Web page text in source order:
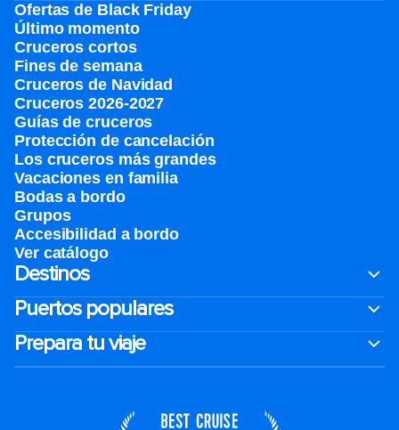
Ofertas de Black Friday
Último momento
Cruceros cortos
Fines de semana
Cruceros de Navidad
Cruceros 2026-2027
Guías de cruceros
Protección de cancelación
Los cruceros más grandes
Vacaciones en familia
Bodas a bordo
Grupos
Accesibilidad a bordo
Ver catálogo
Destinos
Puertos populares
Prepara tu viaje